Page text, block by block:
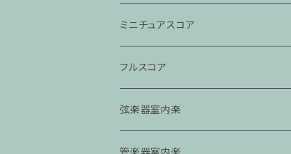
ミニチュアスコア
フルスコア
弦楽器室内楽